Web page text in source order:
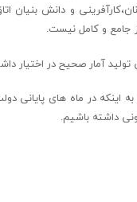
و دانش بنیان اتاق
جامع و کامل نیست.
تولید آمار صحیح در اختیار
به اینکه در ماه های
داشته باشیم.